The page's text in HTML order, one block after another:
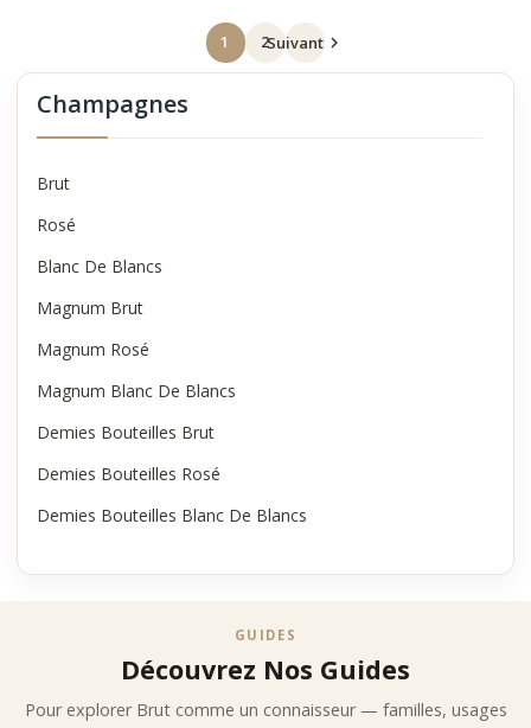
Champagnes
Brut
Rosé
Blanc De Blancs
Magnum Brut
Magnum Rosé
Magnum Blanc De Blancs
Demies Bouteilles Brut
Demies Bouteilles Rosé
Demies Bouteilles Blanc De Blancs
1 2Suivant
GUIDES
Découvrez Nos Guides
Pour explorer Brut comme un connaisseur — familles, usages